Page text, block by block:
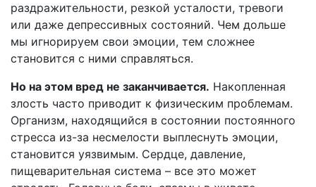
раздражительности, резкой усталости, тревоги
или даже депрессивных состояний. Чем дольше
мы игнорируем свои эмоции, тем сложнее
становится с ними справляться.
Но на этом вред не заканчивается. Накопленная
злость часто приводит к физическим проблемам.
Организм, находящийся в состоянии постоянного
стресса из-за несмелости выплеснуть эмоции,
становится уязвимым. Сердце, давление,
пищеварительная система – все это может